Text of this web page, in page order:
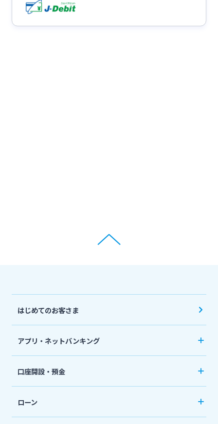
はじめてのお客さま
アプリ・ネットバンキング
個人向けネットバンキングサービス「いっちゃ
ねっと」
口座開設・預金
普通預金など
ローン